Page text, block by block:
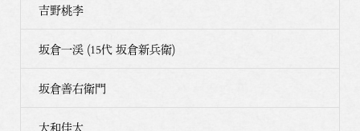
吉野桃李
坂倉一渓 (15代 坂倉新兵衛)
坂倉善右衛門
大和佳太